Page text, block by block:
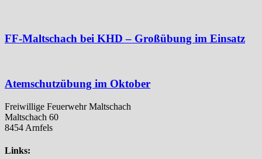
FF-Maltschach bei KHD – Großübung im Einsatz
Atemschutzübung im Oktober
Freiwillige Feuerwehr Maltschach
Maltschach 60
8454 Arnfels
Links: